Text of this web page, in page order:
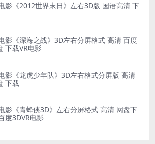
影《2012世界末日》左右3D版 国语高清 下
影《深海之战》3D左右分屏格式 高清 百度
下载VR电影
影《龙虎少年队》3D左右格式分屏版 高清
下载
影《青蜂侠3D》左右分屏格式 高清 网盘下
度3DVR电影